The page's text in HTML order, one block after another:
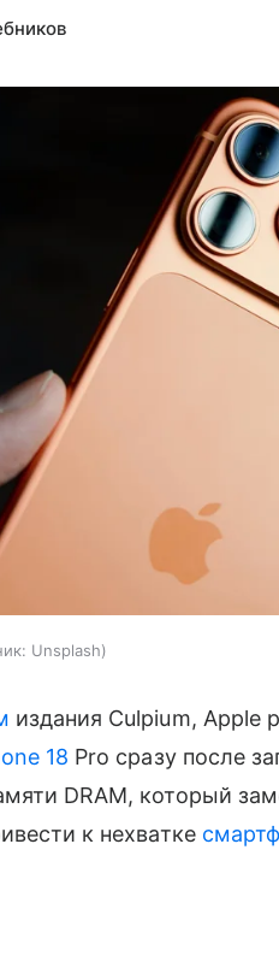
Unsplash
издания Culpium, Apple
18 Pro сразу после
DRAM, который
к нехватке